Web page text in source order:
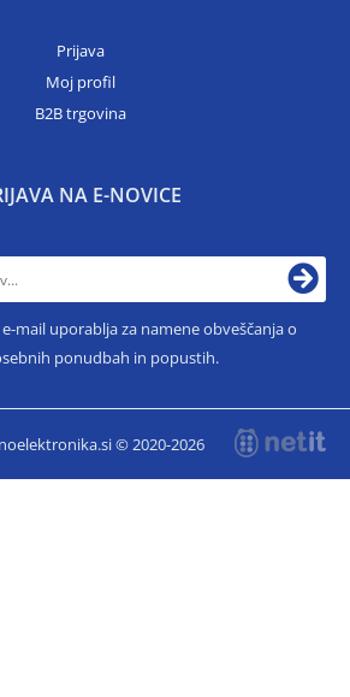
Prijava
Moj profil
B2B trgovina
NA E-NOVICE
mail uporablja za namene obveščanja o
ponudbah in popustih.
© 2020-2026